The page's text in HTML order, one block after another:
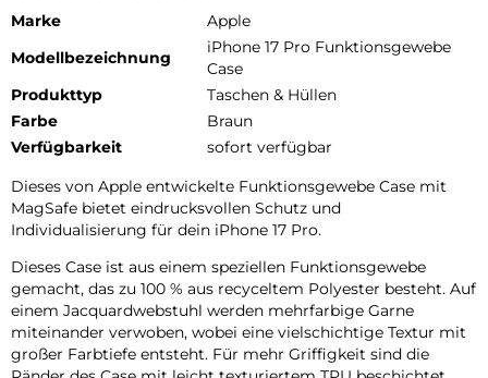
Marke
Apple
Modellbezeichnung
iPhone 17 Pro Funktionsgewebe
Case
Produkttyp
Taschen & Hüllen
Farbe
Braun
Verfügbarkeit
sofort verfügbar
Dieses von Apple entwickelte Funktions­gewebe Case mit
MagSafe bietet eindrucks­vollen Schutz und
Individualisierung für dein iPhone 17 Pro.
Dieses Case ist aus einem speziellen Funktions­gewebe
gemacht, das zu 100 % aus recyceltem Polyester besteht. Auf
einem Jacquard­webstuhl werden mehrfarbige Garne
miteinander verwoben, wobei eine vielschichtige Textur mit
großer Farbtiefe entsteht. Für mehr Griffigkeit sind die